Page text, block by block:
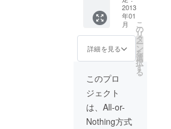
同組合
の川魚
加工品
※商品の
発送は
下旬〜1
２月初
りま
す。
いわな
骨酒 ■
小坂ス
モーク2
尾 ■い
わな甘
露煮（4
尾入
り） ■
いわな
開き（5
尾入
り）の
2013
年01
月
詳細を見る
こ
の
リ
タ
ー
ン
を
選
択
す
る
このプロ
ジェクト
は、All-or-
Nothing方式